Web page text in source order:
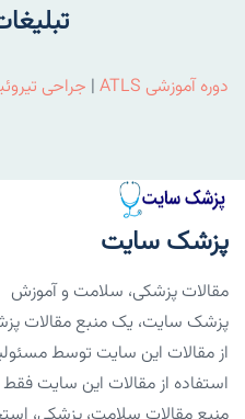
دوره آموزشی ATLS | جراحی
پزشک سایت
مقالات پزشکی، سلامت و آموزش
پزشک سایت، یک منبع مقالات
از مقالات این سایت توسط
استفاده از مقالات این سایت